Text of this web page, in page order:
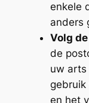
enkele
anders
Volg
de
uw arts
gebruik
en het